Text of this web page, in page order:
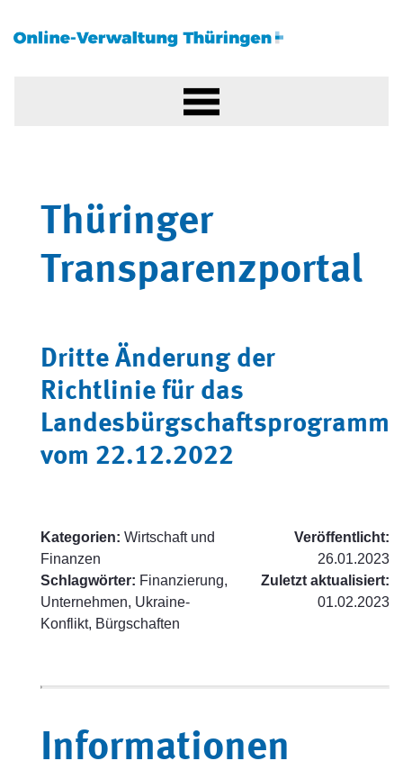
Thüringer
Transparenzportal
Dritte Änderung der
Richtlinie für das
Landesbürgschaftsprogramm
vom 22.12.2022
Kategorien: Wirtschaft und
Finanzen
Schlagwörter: Finanzierung,
Unternehmen, Ukraine-
Konflikt, Bürgschaften
Veröffentlicht:
26.01.2023
Zuletzt aktualisiert:
01.02.2023
Informationen